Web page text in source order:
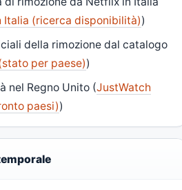
Italia (ricerca disponibilità))
della rimozione dal catalogo
per paese))
nel Regno Unito (JustWatch
paesi))